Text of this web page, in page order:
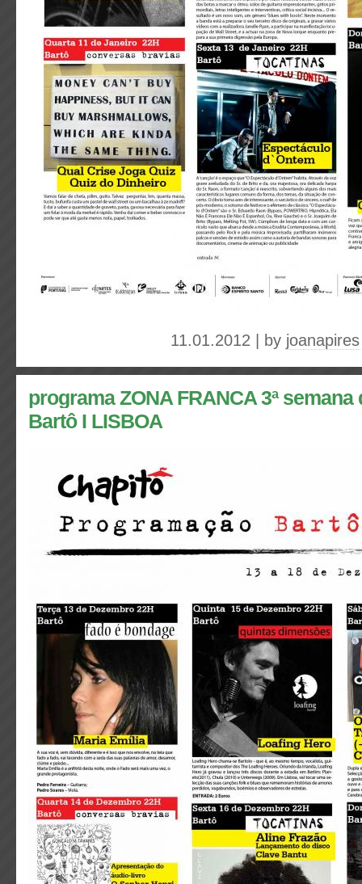
11.01.2012 | by joanapires
programa ZONA FRANCA 3ª semana
Bartô I LISBOA